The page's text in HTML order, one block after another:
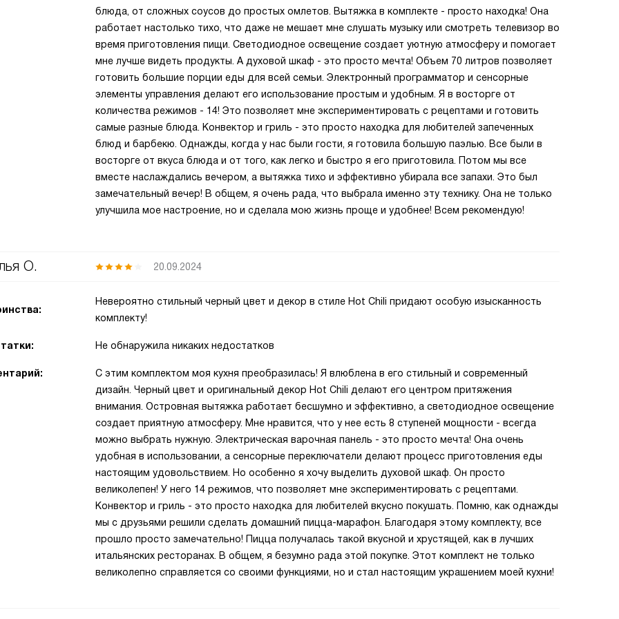
блюда, от сложных соусов до простых омлетов. Вытяжка в комплекте - просто находка! Она
работает настолько тихо, что даже не мешает мне слушать музыку или смотреть телевизор во
время приготовления пищи. Светодиодное освещение создает уютную атмосферу и помогает
мне лучше видеть продукты. А духовой шкаф - это просто мечта! Объем 70 литров позволяет
готовить большие порции еды для всей семьи. Электронный программатор и сенсорные
элементы управления делают его использование простым и удобным. Я в восторге от
количества режимов - 14! Это позволяет мне экспериментировать с рецептами и готовить
самые разные блюда. Конвектор и гриль - это просто находка для любителей запеченных
блюд и барбекю. Однажды, когда у нас были гости, я готовила большую паэлью. Все были в
восторге от вкуса блюда и от того, как легко и быстро я его приготовила. Потом мы все
вместе наслаждались вечером, а вытяжка тихо и эффективно убирала все запахи. Это был
замечательный вечер! В общем, я очень рада, что выбрала именно эту технику. Она не только
улучшила мое настроение, но и сделала мою жизнь проще и удобнее! Всем рекомендую!
О. 20.09.2024
Невероятно стильный черный цвет и декор в стиле Hot Chili придают особую изысканность
комплекту!
Не обнаружила никаких недостатков
С этим комплектом моя кухня преобразилась! Я влюблена в его стильный и современный
дизайн. Черный цвет и оригинальный декор Hot Chili делают его центром притяжения
внимания. Островная вытяжка работает бесшумно и эффективно, а светодиодное освещение
создает приятную атмосферу. Мне нравится, что у нее есть 8 ступеней мощности - всегда
можно выбрать нужную. Электрическая варочная панель - это просто мечта! Она очень
удобная в использовании, а сенсорные переключатели делают процесс приготовления еды
настоящим удовольствием. Но особенно я хочу выделить духовой шкаф. Он просто
великолепен! У него 14 режимов, что позволяет мне экспериментировать с рецептами.
Конвектор и гриль - это просто находка для любителей вкусно покушать. Помню, как однажды
мы с друзьями решили сделать домашний пицца-марафон. Благодаря этому комплекту, все
прошло просто замечательно! Пицца получалась такой вкусной и хрустящей, как в лучших
итальянских ресторанах. В общем, я безумно рада этой покупке. Этот комплект не только
великолепно справляется со своими функциями, но и стал настоящим украшением моей кухни!